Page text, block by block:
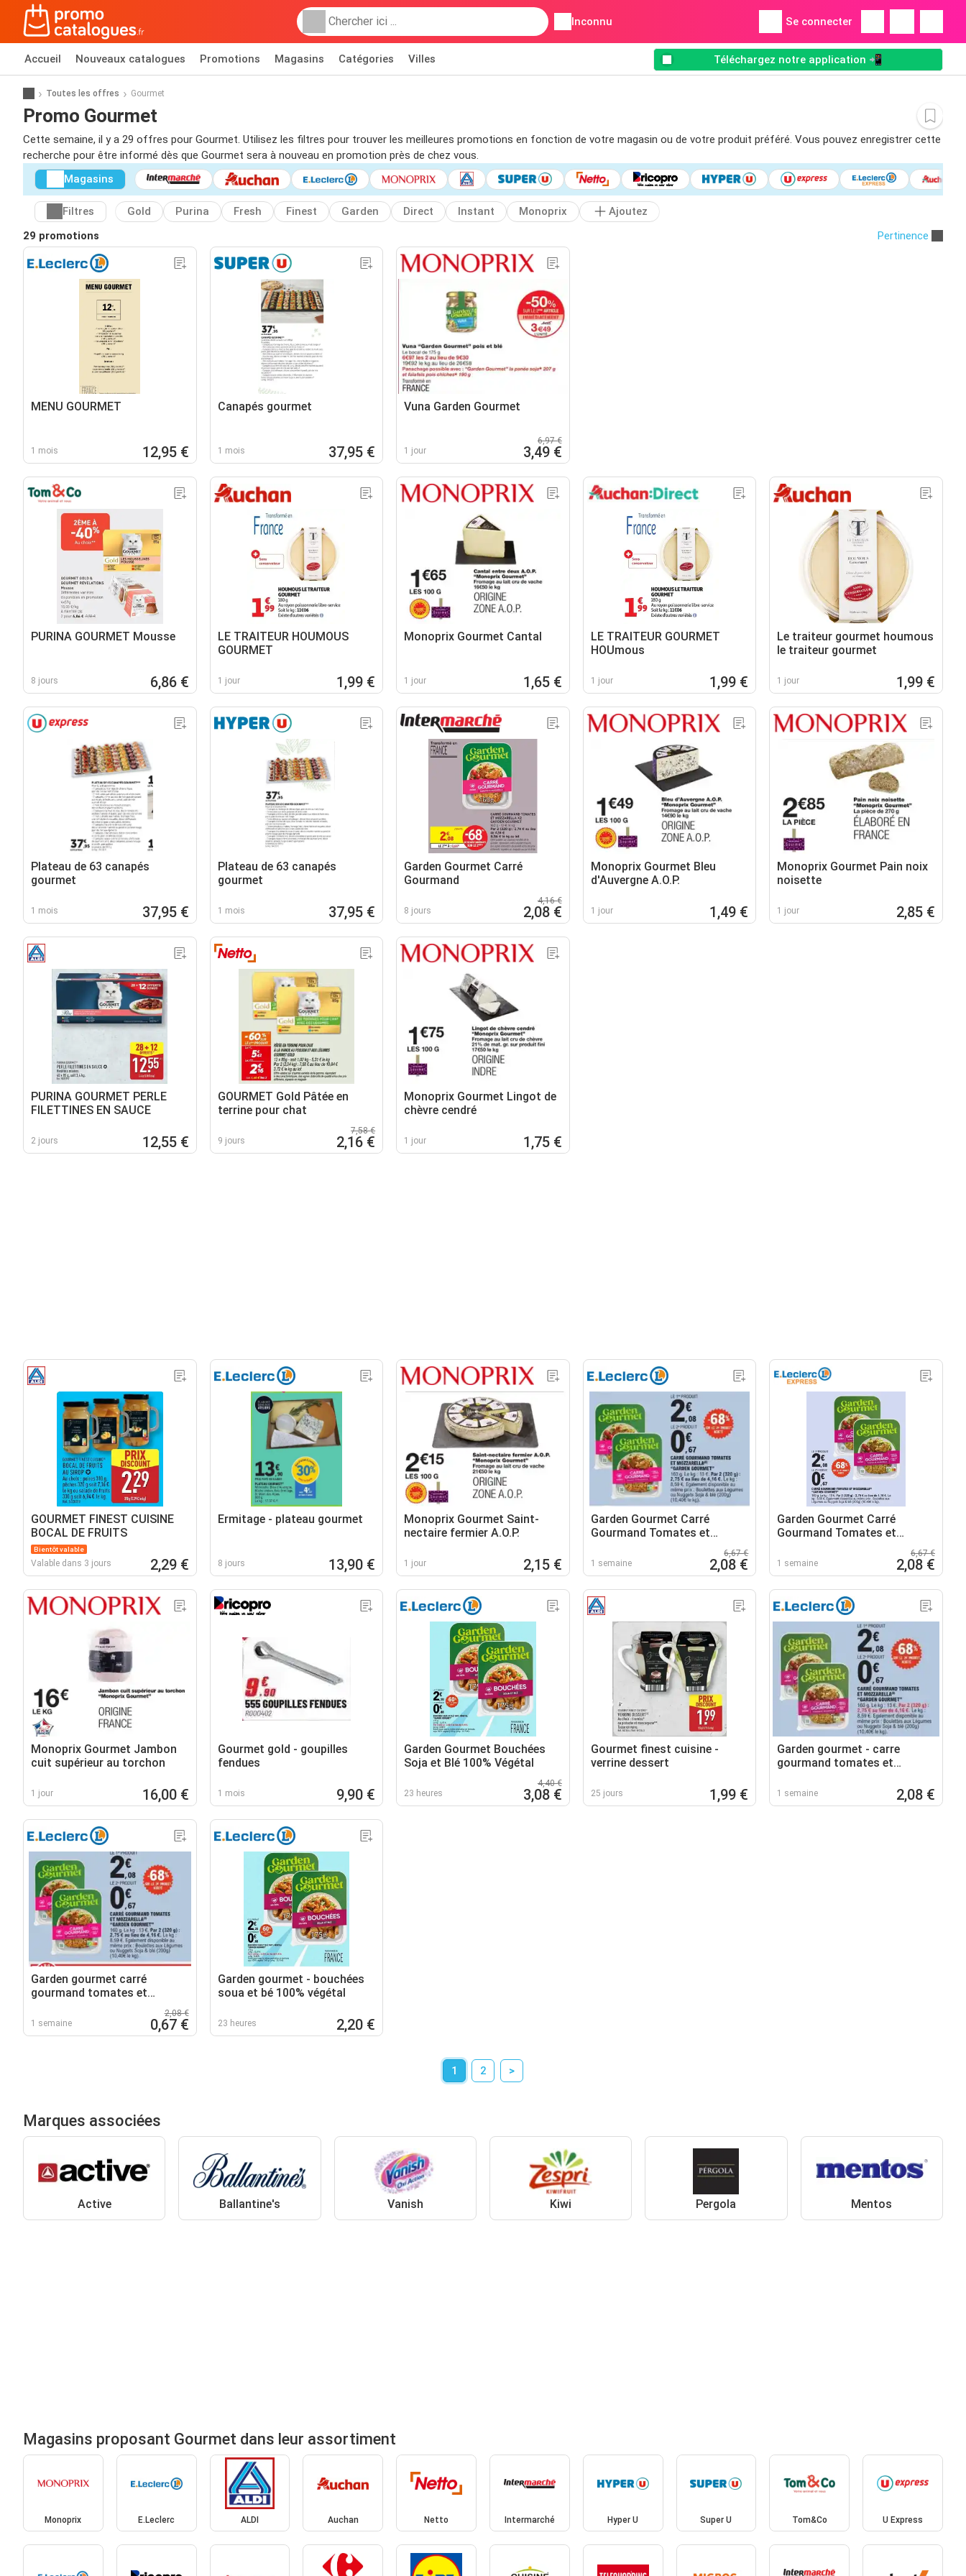
Inconnu Se connecter
Accueil Nouveaux catalogues Promotions Magasins Catégories Villes Téléchargez notre application 📲
Toutes les offres Gourmet
Promo Gourmet
Cette semaine, il y a 29 offres pour Gourmet. Utilisez les filtres pour trouver les meilleures promotions en fonction de votre magasin ou de votre produit préféré. Vous pouvez enregistrer cette
recherche pour être informé dès que Gourmet sera à nouveau en promotion près de chez vous.
Magasins
Filtres Gold Purina Fresh Finest Garden Direct Instant Monoprix
Ajoutez
29 promotions
Pertinence
MENU GOURMET
1 mois 12,95 €
Canapés gourmet
1 mois 37,95 €
Vuna Garden Gourmet
1 jour
6,97 €
3,49 €
PURINA GOURMET Mousse
8 jours 6,86 €
LE TRAITEUR HOUMOUS
GOURMET
1 jour 1,99 €
Monoprix Gourmet Cantal
1 jour 1,65 €
LE TRAITEUR GOURMET
HOUmous
1 jour 1,99 €
Le traiteur gourmet houmous
le traiteur gourmet
1 jour 1,99 €
Plateau de 63 canapés
gourmet
1 mois 37,95 €
Plateau de 63 canapés
gourmet
1 mois 37,95 €
Garden Gourmet Carré
Gourmand
8 jours
4,16 €
2,08 €
Monoprix Gourmet Bleu
d'Auvergne A.O.P.
1 jour 1,49 €
Monoprix Gourmet Pain noix
noisette
1 jour 2,85 €
PURINA GOURMET PERLE
FILETTINES EN SAUCE
2 jours 12,55 €
GOURMET Gold Pâtée en
terrine pour chat
9 jours
7,58 €
2,16 €
Monoprix Gourmet Lingot de
chèvre cendré
1 jour 1,75 €
GOURMET FINEST CUISINE
BOCAL DE FRUITS
Bientôt valable
Valable dans 3 jours 2,29 €
Ermitage - plateau gourmet
8 jours 13,90 €
Monoprix Gourmet Saint-
nectaire fermier A.O.P.
1 jour 2,15 €
Garden Gourmet Carré
Gourmand Tomates et
1 semaine
6,67 €
2,08 €
Garden Gourmet Carré
Gourmand Tomates et
1 semaine
6,67 €
2,08 €
Monoprix Gourmet Jambon
cuit supérieur au torchon
1 jour 16,00 €
Gourmet gold - goupilles
fendues
1 mois 9,90 €
Garden Gourmet Bouchées
Soja et Blé 100% Végétal
23 heures
4,40 €
3,08 €
Gourmet finest cuisine -
verrine dessert
25 jours 1,99 €
Garden gourmet - carre
gourmand tomates et
1 semaine 2,08 €
Garden gourmet carré
gourmand tomates et
1 semaine
2,08 €
0,67 €
Garden gourmet - bouchées
soua et bé 100% végétal
23 heures 2,20 €
1 2 >
Marques associées
Active Ballantine's Vanish Kiwi Pergola Mentos
Magasins proposant Gourmet dans leur assortiment
Monoprix E.Leclerc ALDI Auchan Netto Intermarché Hyper U Super U Tom&Co U Express